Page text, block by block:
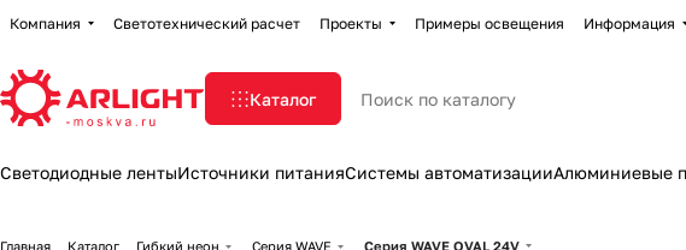
Компания Светотехнический расчет Проекты Примеры освещения Информация
Каталог
Светодиодные лентыИсточники питанияСистемы автоматизацииАлюминиевые
Главная Каталог Гибкий неон Серия WAVE Серия WAVE OVAL 24V